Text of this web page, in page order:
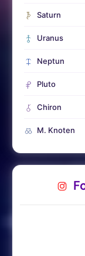
Saturn
Uranus
Neptun
Pluto
Chiron
M. Knoten